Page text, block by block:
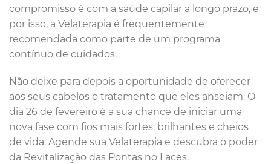
compromisso é com a saúde capilar a longo prazo, e
por isso, a Velaterapia é frequentemente
recomendada como parte de um programa
contínuo de cuidados.
Não deixe para depois a oportunidade de oferecer
aos seus cabelos o tratamento que eles anseiam. O
dia 26 de fevereiro é a sua chance de iniciar uma
nova fase com fios mais fortes, brilhantes e cheios
de vida. Agende sua Velaterapia e descubra o poder
da Revitalização das Pontas no Laces.